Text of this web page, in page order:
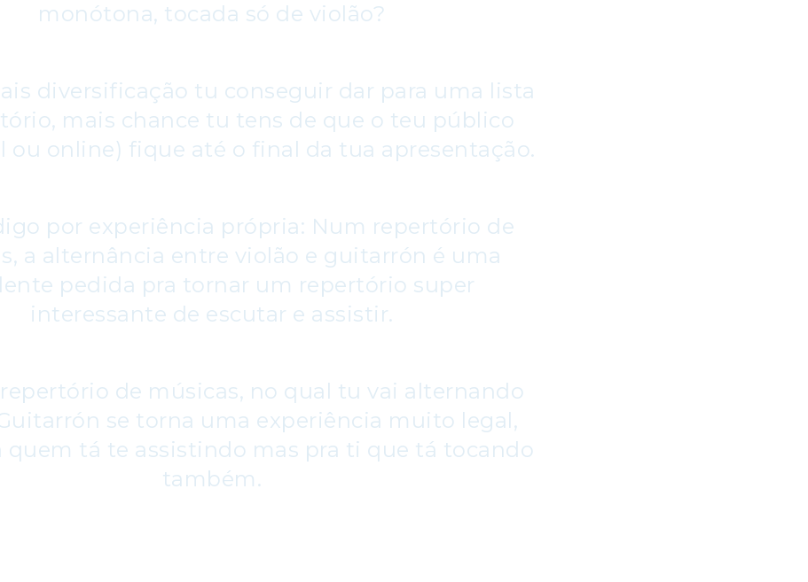
monótona, tocada só de violão?
diversificação tu conseguir dar para uma lista
mais chance tu tens de que o teu público
ou online) fique até o final da tua apresentação.
por experiência própria: Num repertório de
a alternância entre violão e guitarrón é uma
pedida pra tornar um repertório super
interessante de escutar e assistir.
de músicas, no qual tu vai alternando
se torna uma experiência muito legal,
quem tá te assistindo mas pra ti que tá tocando
também.